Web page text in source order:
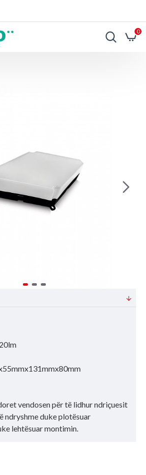
0
vendosen për të lidhur ndriçuesit
ndryshme duke plotësuar
lehtësuar montimin.